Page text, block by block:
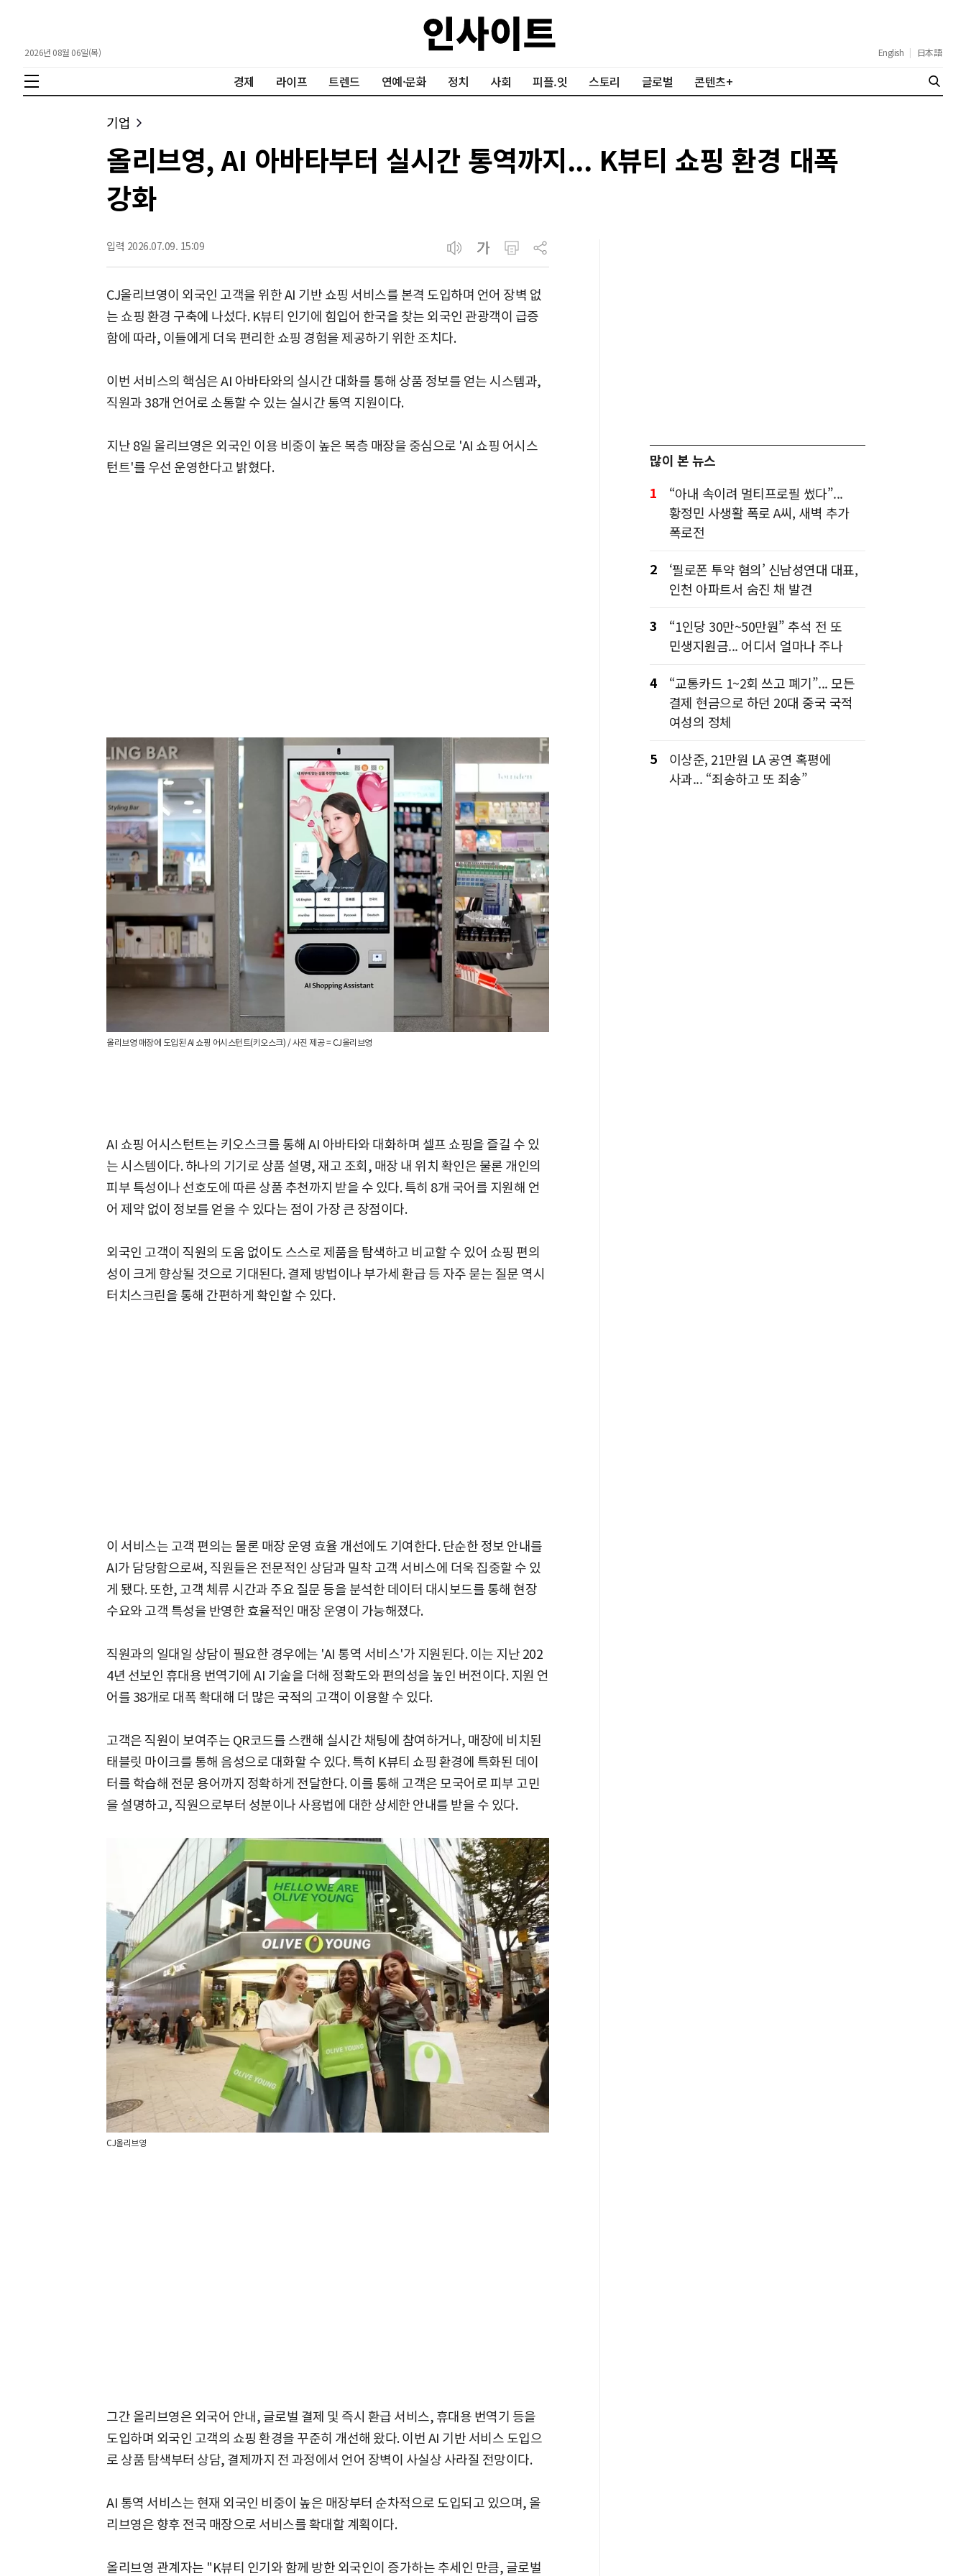
2026년 08월 06일(목) English | 日本語
경제 라이프 트렌드 연예·문화 정치 사회 피플.잇 스토리 글로벌 콘텐츠+
기업
올리브영, AI 아바타부터 실시간 통역까지... K뷰티 쇼핑 환경 대폭
강화
입력 2026.07.09. 15:09
CJ올리브영이 외국인 고객을 위한 AI 기반 쇼핑 서비스를 본격 도입하며 언어 장벽 없
는 쇼핑 환경 구축에 나섰다. K뷰티 인기에 힘입어 한국을 찾는 외국인 관광객이 급증
함에 따라, 이들에게 더욱 편리한 쇼핑 경험을 제공하기 위한 조치다.
이번 서비스의 핵심은 AI 아바타와의 실시간 대화를 통해 상품 정보를 얻는 시스템과,
직원과 38개 언어로 소통할 수 있는 실시간 통역 지원이다.
지난 8일 올리브영은 외국인 이용 비중이 높은 복층 매장을 중심으로 'AI 쇼핑 어시스
턴트'를 우선 운영한다고 밝혔다.
올리브영 매장에 도입된 AI 쇼핑 어시스턴트(키오스크) / 사진 제공 = CJ올리브영
AI 쇼핑 어시스턴트는 키오스크를 통해 AI 아바타와 대화하며 셀프 쇼핑을 즐길 수 있
는 시스템이다. 하나의 기기로 상품 설명, 재고 조회, 매장 내 위치 확인은 물론 개인의
피부 특성이나 선호도에 따른 상품 추천까지 받을 수 있다. 특히 8개 국어를 지원해 언
어 제약 없이 정보를 얻을 수 있다는 점이 가장 큰 장점이다.
외국인 고객이 직원의 도움 없이도 스스로 제품을 탐색하고 비교할 수 있어 쇼핑 편의
성이 크게 향상될 것으로 기대된다. 결제 방법이나 부가세 환급 등 자주 묻는 질문 역시
터치스크린을 통해 간편하게 확인할 수 있다.
이 서비스는 고객 편의는 물론 매장 운영 효율 개선에도 기여한다. 단순한 정보 안내를
AI가 담당함으로써, 직원들은 전문적인 상담과 밀착 고객 서비스에 더욱 집중할 수 있
게 됐다. 또한, 고객 체류 시간과 주요 질문 등을 분석한 데이터 대시보드를 통해 현장
수요와 고객 특성을 반영한 효율적인 매장 운영이 가능해졌다.
직원과의 일대일 상담이 필요한 경우에는 'AI 통역 서비스'가 지원된다. 이는 지난 202
4년 선보인 휴대용 번역기에 AI 기술을 더해 정확도와 편의성을 높인 버전이다. 지원 언
어를 38개로 대폭 확대해 더 많은 국적의 고객이 이용할 수 있다.
고객은 직원이 보여주는 QR코드를 스캔해 실시간 채팅에 참여하거나, 매장에 비치된
태블릿 마이크를 통해 음성으로 대화할 수 있다. 특히 K뷰티 쇼핑 환경에 특화된 데이
터를 학습해 전문 용어까지 정확하게 전달한다. 이를 통해 고객은 모국어로 피부 고민
을 설명하고, 직원으로부터 성분이나 사용법에 대한 상세한 안내를 받을 수 있다.
CJ올리브영
그간 올리브영은 외국어 안내, 글로벌 결제 및 즉시 환급 서비스, 휴대용 번역기 등을
도입하며 외국인 고객의 쇼핑 환경을 꾸준히 개선해 왔다. 이번 AI 기반 서비스 도입으
로 상품 탐색부터 상담, 결제까지 전 과정에서 언어 장벽이 사실상 사라질 전망이다.
AI 통역 서비스는 현재 외국인 비중이 높은 매장부터 순차적으로 도입되고 있으며, 올
리브영은 향후 전국 매장으로 서비스를 확대할 계획이다.
올리브영 관계자는 "K뷰티 인기와 함께 방한 외국인이 증가하는 추세인 만큼, 글로벌
많이 본 뉴스
1
“아내 속이려 멀티프로필 썼다”...
황정민 사생활 폭로 A씨, 새벽 추가
폭로전
2
‘필로폰 투약 혐의’ 신남성연대 대표,
인천 아파트서 숨진 채 발견
3
“1인당 30만~50만원” 추석 전 또
민생지원금... 어디서 얼마나 주나
4
“교통카드 1~2회 쓰고 폐기”... 모든
결제 현금으로 하던 20대 중국 국적
여성의 정체
5
이상준, 21만원 LA 공연 혹평에
사과... “죄송하고 또 죄송”